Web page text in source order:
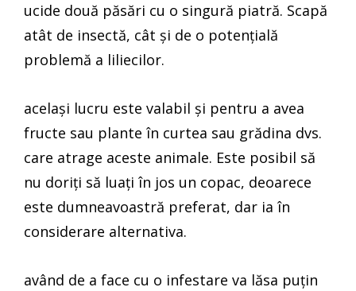
ucide două păsări cu o singură piatră. Scapă
atât de insectă, cât și de o potențială
problemă a liliecilor.
același lucru este valabil și pentru a avea
fructe sau plante în curtea sau grădina dvs.
care atrage aceste animale. Este posibil să
nu doriți să luați în jos un copac, deoarece
este dumneavoastră preferat, dar ia în
considerare alternativa.
având de a face cu o infestare va lăsa puțin